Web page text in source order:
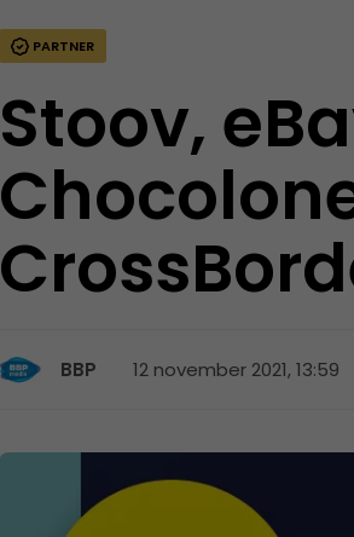
PARTNER
Stoov,
BBP 12 november 2021, 13:59